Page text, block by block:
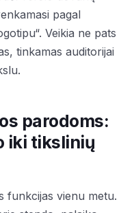
pagal
Veikia ne pats
tinkamas auditorijai
parodoms:
iki tikslinių
funkcijas vienu metu.